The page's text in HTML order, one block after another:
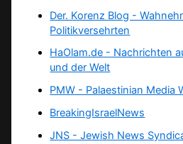
Der. Korenz Blog -
Politikversehrten
HaOlam.de - Nachrichten
und der Welt
PMW - Palaestinian Media
BreakingIsraelNews
JNS - Jewish News